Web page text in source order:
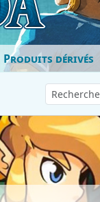
Produits dérivés